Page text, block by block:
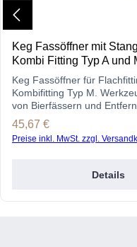
Keg Fassöffner mit
Kombi Fitting Typ A und
Keg Fassöffner für
Kombifitting Typ M.
von Bierfässern und
Steigrohrs. Ideal zur
Regulärer Preis:
45,67 €
Preise inkl. MwSt. zzgl.
Details